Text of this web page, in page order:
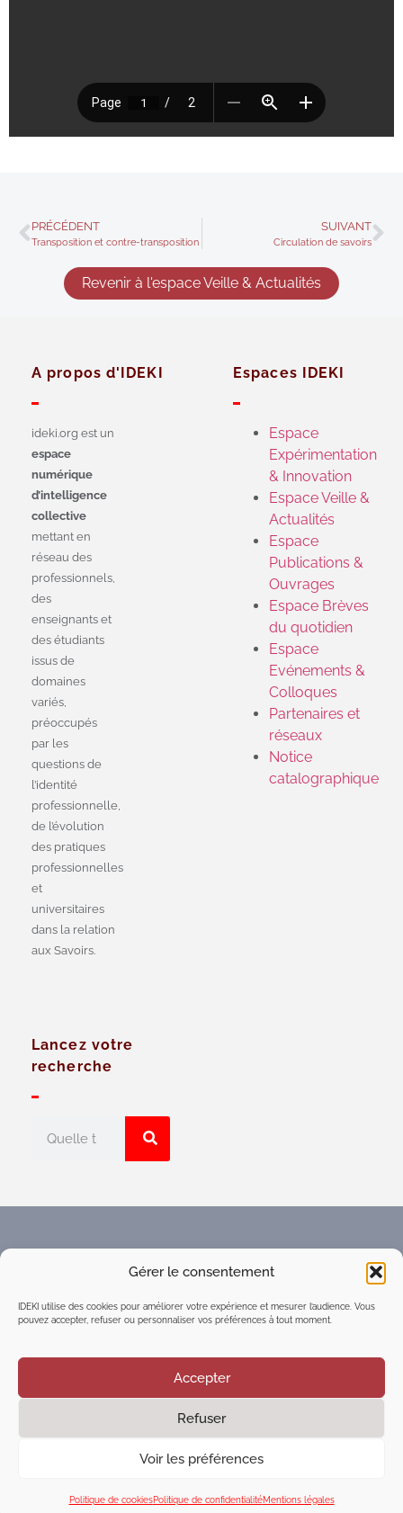
Gérer le consentement
IDEKI utilise des cookies pour améliorer votre expérience et mesurer l’audience. Vous
pouvez accepter, refuser ou personnaliser vos préférences à tout moment.
Accepter
Refuser
Voir les préférences
Politique de cookiesPolitique de confidentialitéMentions légales
PRÉCÉDENT
Transposition et contre-transposition
SUIVANT
Circulation de savoirs
Revenir à l'espace Veille & Actualités
A propos d'IDEKI
ideki.org est un
espace
numérique
d’intelligence
collective
mettant en
réseau des
professionnels,
des
enseignants et
des étudiants
issus de
domaines
variés,
préoccupés
par les
questions de
l’identité
professionnelle,
de l’évolution
des pratiques
professionnelles
et
universitaires
dans la relation
aux Savoirs.
Espaces IDEKI
Espace
Expérimentation
& Innovation
Espace Veille &
Actualités
Espace
Publications &
Ouvrages
Espace Brèves
du quotidien
Espace
Evénements &
Colloques
Partenaires et
réseaux
Notice
catalographique
Lancez votre
recherche
numérique d'intelligence
collective du réseau IDEKI
©2021Executive Marketing & Communication| Tous